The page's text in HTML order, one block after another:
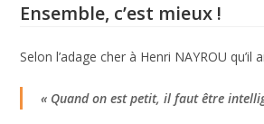
Ensemble, c’est mieux !
Selon l’adage cher à Henri NAYROU qu’il
« Quand on est petit, il faut être